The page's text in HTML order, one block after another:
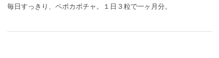
毎日すっきり、ペポカボチャ。１日３粒で一ヶ月分。